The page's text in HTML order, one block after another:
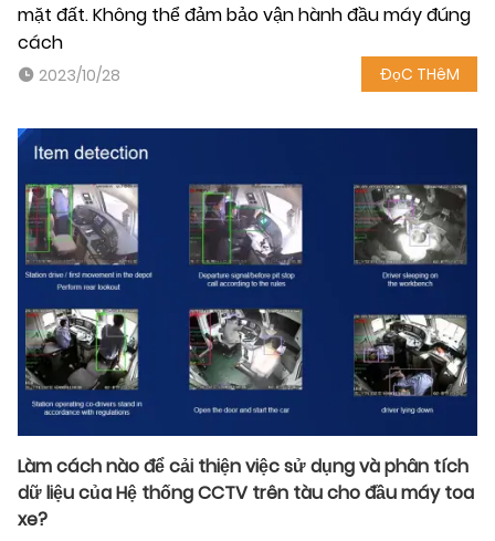
mặt đất. Không thể đảm bảo vận hành đầu máy đúng
cách
2023/10/28 ĐọC THêM
Làm cách nào để cải thiện việc sử dụng và phân tích
dữ liệu của Hệ thống CCTV trên tàu cho đầu máy toa
xe?